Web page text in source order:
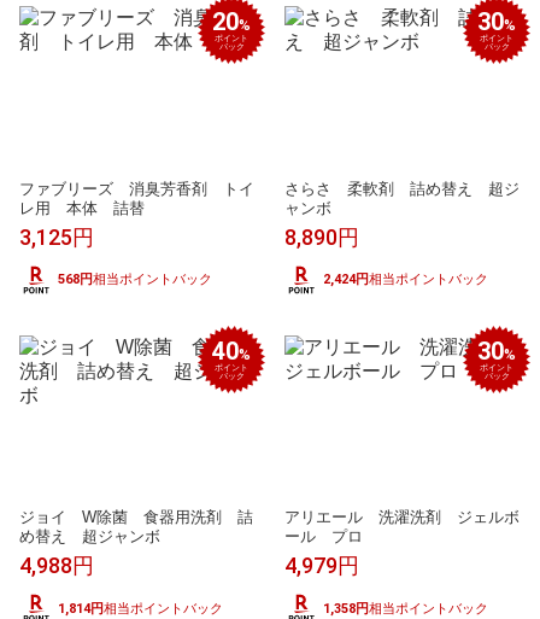
ファブリーズ 消臭芳香剤 トイ
レ用 本体 詰替
3,125円
20%
ポイント
バック
568円相当ポイントバック
さらさ 柔軟剤 詰め替え 超ジ
ャンボ
8,890円
30%
ポイント
バック
2,424円相当ポイントバック
ジョイ W除菌 食器用洗剤 詰
め替え 超ジャンボ
4,988円
40%
ポイント
バック
1,814円相当ポイントバック
アリエール 洗濯洗剤 ジェルボ
ール プロ
4,979円
30%
ポイント
バック
1,358円相当ポイントバック